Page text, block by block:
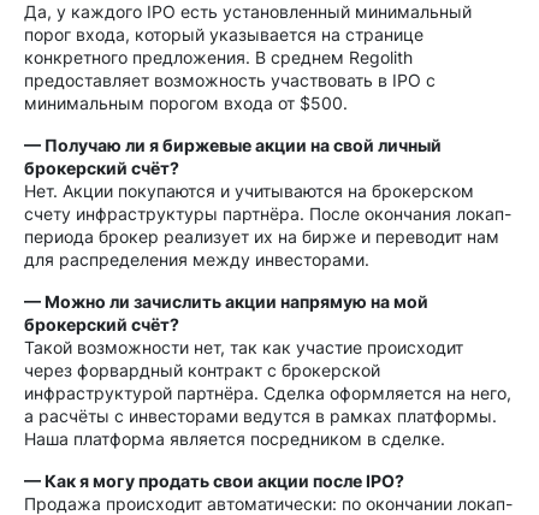
Да, у каждого IPO есть установленный минимальный
порог входа, который указывается на странице
конкретного предложения. В среднем Regolith
предоставляет возможность участвовать в IPO с
минимальным порогом входа от $500.
— Получаю ли я биржевые акции на свой личный
брокерский счёт?
Нет. Акции покупаются и учитываются на брокерском
счету инфраструктуры партнёра. После окончания локап-
периода брокер реализует их на бирже и переводит нам
для распределения между инвесторами.
— Можно ли зачислить акции напрямую на мой
брокерский счёт?
Такой возможности нет, так как участие происходит
через форвардный контракт с брокерской
инфраструктурой партнёра. Сделка оформляется на него,
а расчёты с инвесторами ведутся в рамках платформы.
Наша платформа является посредником в сделке.
— Как я могу продать свои акции после IPO?
Продажа происходит автоматически: по окончании локап-